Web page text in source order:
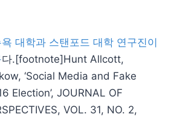
욕 대학과 스탠포드 대학 연구진이
다.[footnote]Hunt Allcott,
‘Social Media and Fake
Election’, JOURNAL OF
VOL. 31, NO. 2,